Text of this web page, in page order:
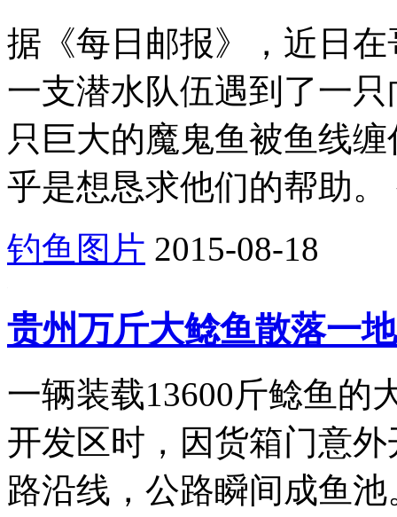
据《每日邮报》，近日
一支潜水队伍遇到了一
只巨大的魔鬼鱼被鱼线
乎是想恳求他们的帮助
钓鱼图片 2015-08-18
贵州万斤大鲶鱼散落一地
一辆装载13600斤鲶鱼的
开发区时，因货箱门意
路沿线，公路瞬间成鱼